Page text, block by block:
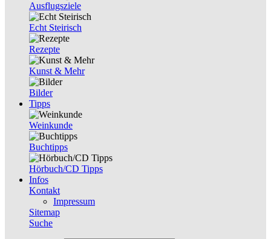
Ausflugsziele
Echt Steirisch
Rezepte
Kunst & Mehr
Bilder
Tipps
Weinkunde
Buchtipps
Hörbuch/CD Tipps
Infos
Kontakt
Impressum
Sitemap
Suche